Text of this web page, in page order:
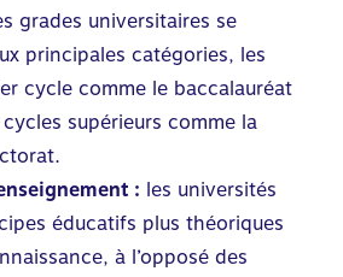
grades universitaires se
principales catégories, les
cycle comme le baccalauréat
supérieurs comme la
: les universités
éducatifs plus théoriques
à l’opposé des